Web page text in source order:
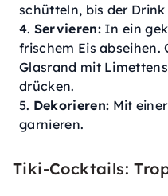
schütteln, bis der
Servieren:In ein
frischem Eis abseihen.
Glasrand mit
drücken.
Dekorieren: Mit
garnieren.
Tiki-Cocktails: